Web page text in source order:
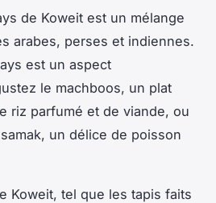
de Koweit est un mélange
arabes, perses et indiennes.
est un aspect
le machboos, un plat
riz parfumé et de viande, ou
un délice de poisson
Koweit, tel que les tapis faits